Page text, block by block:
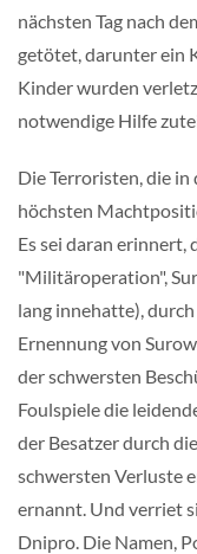
nächsten Tag nach
getötet, darunter ein
Kinder wurden
notwendige Hilfe
Die Terroristen, die
höchsten
Es sei daran erinnert,
"Militäroperation",
lang innehatte),
Ernennung von
der schwersten
Foulspiele die
der Besatzer durch
schwersten Verluste
ernannt. Und verriet
Dnipro. Die Namen,